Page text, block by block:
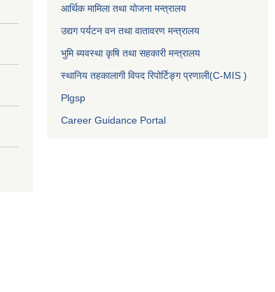
आर्थिक मामिला तथा योजना मन्त्रालय
उद्यग पर्यटन वन तथा वातावरण मन्त्रालय
भुमि ब्यवस्था कृषि तथा सहकारी मन्त्रालय
स्थानिय तहकालागी विपद रिपोर्टिङ्ग प्रणाली(C-MIS )
Plgsp
Career Guidance Portal